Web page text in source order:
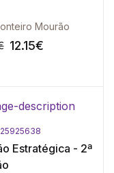
Mourão
12.15€
Estratégica - 2ª